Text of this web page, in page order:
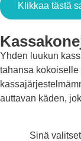
Klikkaa tästä
Yhden luukun
tahansa
auttavan käden,
Sinä